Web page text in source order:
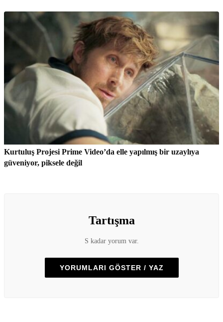
Kurtuluş Projesi Prime Video’da elle yapılmış bir uzaylıya
güveniyor, piksele değil
Tartışma
S kadar yorum var.
YORUMLARI GÖSTER / YAZ